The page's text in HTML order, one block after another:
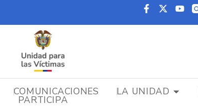
COMUNICACIONES LA UNIDAD
PARTICIPA